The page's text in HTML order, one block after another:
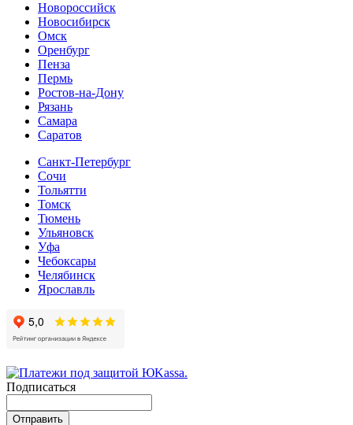
Новороссийск
Новосибирск
Омск
Оренбург
Пенза
Пермь
Ростов-на-Дону
Рязань
Самара
Cаратов
Санкт-Петербург
Сочи
Тольятти
Томск
Тюмень
Ульяновск
Уфа
Чебоксары
Челябинск
Ярославль
Подписаться
Отправить